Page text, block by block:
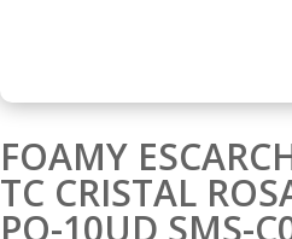
FOAMY
TC CRISTAL
PQ-10UD SMS-